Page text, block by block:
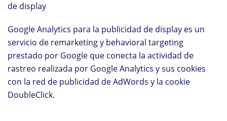
de display
Google Analytics para la publicidad de display es un
servicio de remarketing y behavioral targeting
prestado por Google que conecta la actividad de
rastreo realizada por Google Analytics y sus cookies
con la red de publicidad de AdWords y la cookie
DoubleClick.